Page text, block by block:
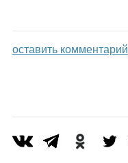
оставить комментарий